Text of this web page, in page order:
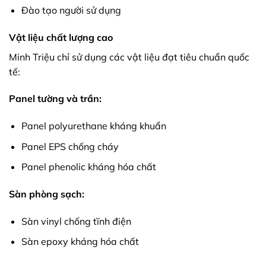
Đào tạo người sử dụng
Vật liệu chất lượng cao
Minh Triệu chỉ sử dụng các vật liệu đạt tiêu chuẩn quốc
tế:
Panel tường và trần:
Panel polyurethane kháng khuẩn
Panel EPS chống cháy
Panel phenolic kháng hóa chất
Sàn phòng sạch:
Sàn vinyl chống tĩnh điện
Sàn epoxy kháng hóa chất